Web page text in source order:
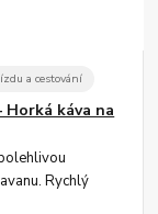
a cestování
Horká káva na
Rychlý